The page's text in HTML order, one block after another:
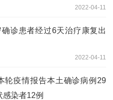
2022-04-11
诊患者经过6天治疗康复出
2022-04-11
轮疫情报告本土确诊病例29
感染者12例